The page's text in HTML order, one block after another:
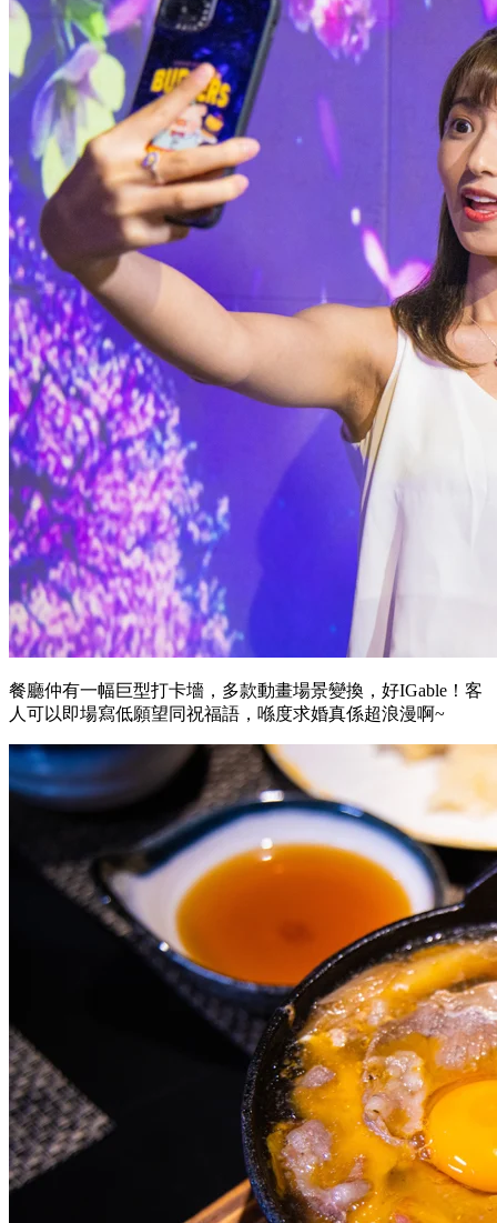
餐廳仲有一幅巨型打卡墻，多款動畫場景變換，好IGable！客
人可以即場寫低願望同祝福語，喺度求婚真係超浪漫啊~